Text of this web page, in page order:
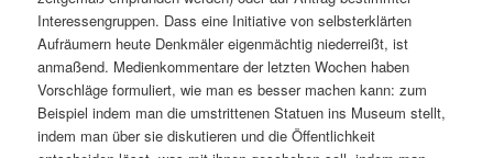
Interessengruppen. Dass eine Initiative von selbsterklärten
Aufräumern heute Denkmäler eigenmächtig niederreißt, ist
anmaßend. Medienkommentare der letzten Wochen haben
Vorschläge formuliert, wie man es besser machen kann: zum
Beispiel indem man die umstrittenen Statuen ins Museum stellt,
indem man über sie diskutieren und die Öffentlichkeit